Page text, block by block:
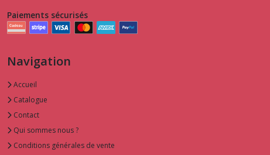
Paiements sécurisés
Navigation
Accueil
Catalogue
Contact
Qui sommes nous ?
Conditions générales de vente